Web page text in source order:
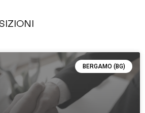
BERGAMO (BG)